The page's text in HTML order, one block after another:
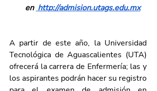
en http://admision.utags.edu.mx
A partir de este año, la Universidad
Tecnológica de Aguascalientes (UTA)
ofrecerá la carrera de Enfermería; las y
los aspirantes podrán hacer su registro